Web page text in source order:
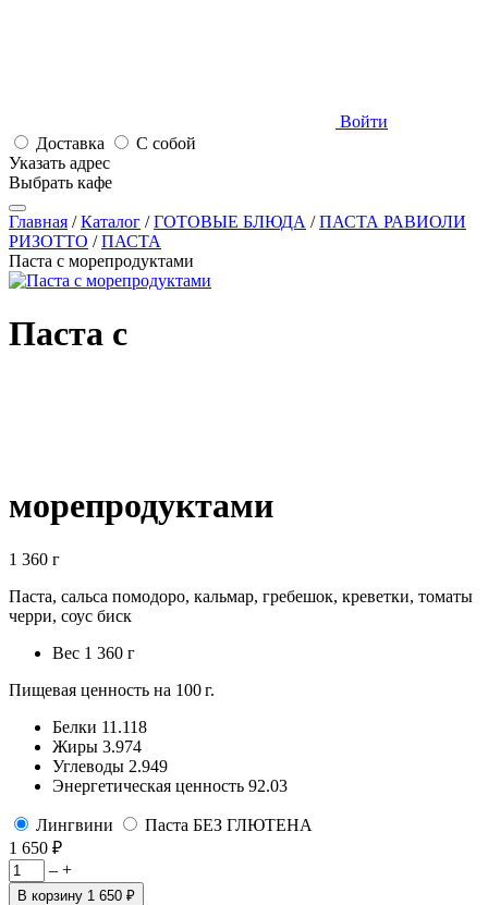
Войти
Доставка
С собой
Указать адрес
Выбрать кафе
Главная / Каталог / ГОТОВЫЕ БЛЮДА / ПАСТА РАВИОЛИ
РИЗОТТО / ПАСТА
Паста с морепродуктами
Паста с
морепродуктами
1 360 г
Паста, сальса помодоро, кальмар, гребешок, креветки, томаты
черри, соус биск
Вес 1 360 г
Пищевая ценность на 100 г.
Белки 11.118
Жиры 3.974
Углеводы 2.949
Энергетическая ценность 92.03
Лингвини
Паста БЕЗ ГЛЮТЕНА
1 650 ₽
– +
В корзину 1 650 ₽